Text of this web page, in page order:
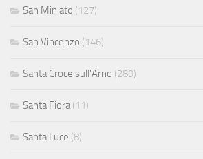
San Miniato (127)
San Vincenzo (146)
Santa Croce sull'Arno (289)
Santa Fiora(11)
Santa Luce (8)